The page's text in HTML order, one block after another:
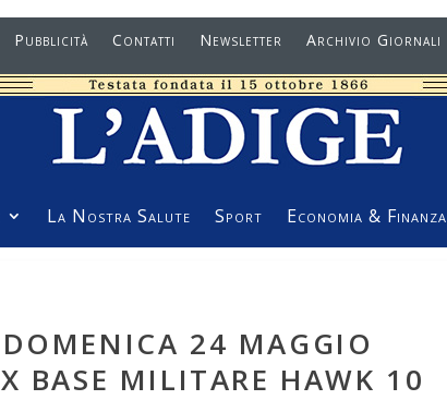
Pubblicità Contatti Newsletter Archivio Giornali
La Nostra Salute Sport Economia & Finanza
24 MAGGIO
BASE MILITARE HAWK 10